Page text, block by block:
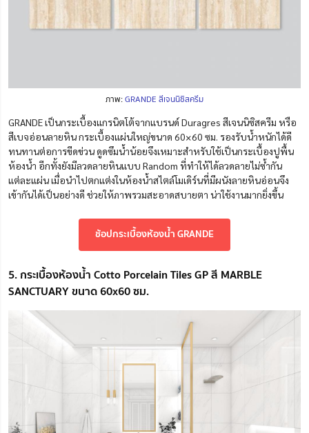
ภาพ:GRANDE สีเจนนิซิสครีม
GRANDE เป็นกระเบื้องแกรนิตโต้จากแบรนด์ Duragres สีเจนนิซิสครีม หรือ
สีเบจอ่อนลายหิน กระเบื้องแผ่นใหญ่ขนาด 60×60 ซม. รองรับน้ำหนักได้ดี
ทนทานต่อการขีดข่วน ดูดซึมน้ำน้อยจึงเหมาะสำหรับใช้เป็นกระเบื้องปูพื้น
ห้องน้ำ อีกทั้งยังมีลวดลายหินแบบ Random ที่ทำให้ได้ลวดลายไม่ซ้ำกัน
แต่ละแผ่น เมื่อนำไปตกแต่งในห้องน้ำสไตล์โมเดิร์นที่มีผนังลายหินอ่อนจึง
เข้ากันได้เป็นอย่างดี ช่วยให้ภาพรวมสะอาดสบายตา น่าใช้งานมากยิ่งขึ้น
ช้อปกระเบื้องห้องน้ำ GRANDE
5. กระเบื้องห้องน้ำ Cotto Porcelain Tiles GP สี MARBLE
SANCTUARY ขนาด 60x60 ซม.